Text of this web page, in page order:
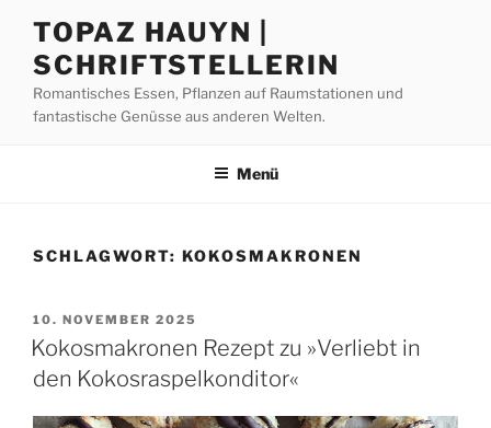
Inhalt
springen
TOPAZ HAUYN |
SCHRIFTSTELLERIN
Romantisches Essen, Pflanzen auf Raumstationen und
fantastische Genüsse aus anderen Welten.
Menü
SCHLAGWORT: KOKOSMAKRONEN
VERÖFFENTLICHT
AM
10. NOVEMBER 2025
Kokosmakronen Rezept zu »Verliebt in
den Kokosraspelkonditor«